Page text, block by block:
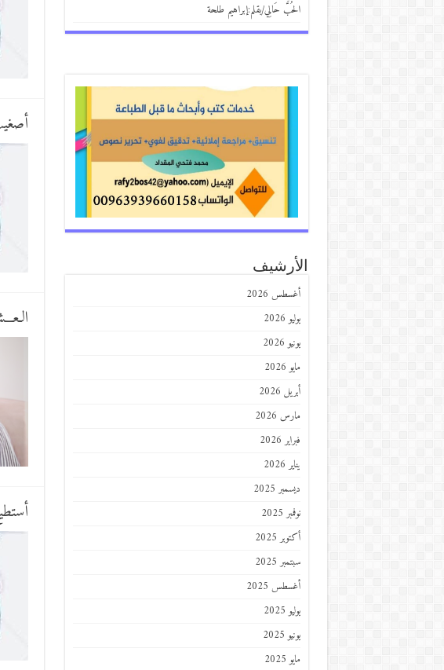
الحُبَّ حَالِي/بقلم:إبراهيم طلحة
الأرشيف
أغسطس 2026
يوليو 2026
يونيو 2026
مايو 2026
أبريل 2026
مارس 2026
فبراير 2026
يناير 2026
ديسمبر 2025
نوفمبر 2025
أكتوبر 2025
سبتمبر 2025
أغسطس 2025
يوليو 2025
يونيو 2025
مايو 2025